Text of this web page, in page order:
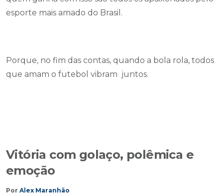
esporte mais amado do Brasil.
Porque, no fim das contas, quando a bola rola, todos
que amam o futebol vibram juntos.
Vitória com golaço, polêmica e
emoção
Por Alex Maranhão